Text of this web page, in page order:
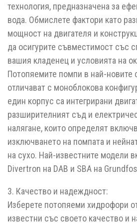
технология, предназначена за
вода. Обмислете фактори като
мощност на двигателя и
да осигурите съвместимост със
вашия кладенец и условията на
Потопяемите помпи в най-новите
отличават с моноблокова
един корпус са интегрирани
разширителният съд и
налягане, които определят
изключването на помпата и
на сухо. Най-известните модели
Divertron на DAB и SBA на
3. Качество и надеждност:
Изберете потопяеми хидрофори
известни със своето качество и